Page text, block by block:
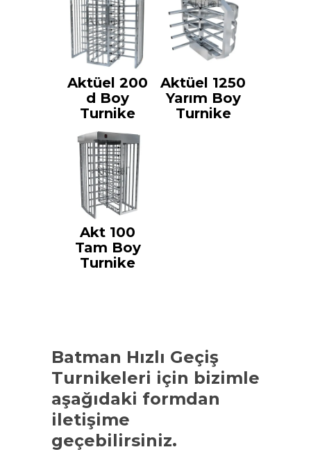
Aktüel 200
d Boy
Turnike
Aktüel 1250
Yarım Boy
Turnike
Akt 100
Tam Boy
Turnike
Batman Hızlı Geçiş
Turnikeleri için bizimle
aşağıdaki formdan
iletişime
geçebilirsiniz.